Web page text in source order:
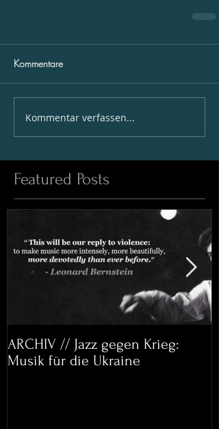
Kommentare
Kommentar verfassen...
Featured Posts
ARCHIV // Jazz gegen Krieg:
Musik für die Ukraine